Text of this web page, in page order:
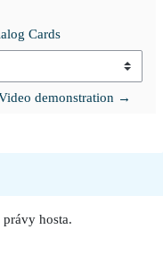
Cards
demonstration →
hosta.